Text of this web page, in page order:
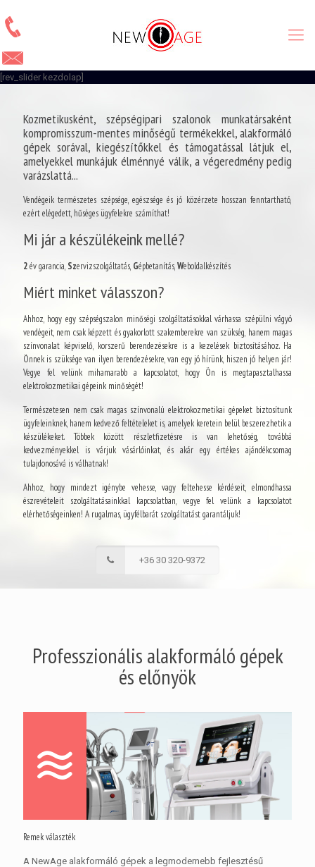
[rev_slider kezdolap]
Kozmetikusként, szépségipari szalonok munkatársaként
kompromisszum-mentes minőségű termékekkel, alakformáló
gépek sorával, kiegészítőkkel és támogatással látjuk el,
amelyekkel munkájuk élménnyé válik, a végeredmény pedig
varázslattá...
Vendégeik természetes szépsége, egészsége és jó közérzete hosszan fenntartható,
ezért elégedett, hűséges ügyfelekre számíthat!
Mi jár a készülékeink mellé?
2év garancia, Szervizszolgáltatás, Gépbetanítás,Weboldalkészítés
Miért minket válasszon?
Ahhoz, hogy egy szépségszalon minőségi szolgáltatásokkal várhassa szépülni vágyó
vendégeit, nem csak képzett és gyakorlott szakemberekre van szükség, hanem magas
színvonalat képviselő, korszerű berendezésekre is a kezelések biztosításához. Ha
Önnek is szüksége van ilyen berendezésekre, van egy jó hírünk, hiszen jó helyen jár!
Vegye fel velünk mihamarabb a kapcsolatot, hogy Ön is megtapasztalhassa
elektrokozmetikai gépeink minőségét!
Természetesen nem csak magas színvonalú elektrokozmetikai gépeket biztosítunk
ügyfeleinknek, hanem kedvező feltételeket is, amelyek keretein belül beszerezhetik a
készülékeket. Többek között részletfizetésre is van lehetőség, továbbá
kedvezményekkel is várjuk vásárlóinkat, és akár egy értékes ajándékcsomag
tulajdonosává is válhatnak!
Ahhoz, hogy mindezt igénybe vehesse, vagy feltehesse kérdéseit, elmondhassa
észrevételeit szolgáltatásainkkal kapcsolatban, vegye fel velünk a kapcsolatot
elérhetőségeinken! A rugalmas, ügyfélbarát szolgáltatást garantáljuk!
+36 30 320-9372
Professzionális alakformáló gépek
és előnyök
Remek választék
A NewAge alakformáló gépek a legmodernebb fejlesztésű